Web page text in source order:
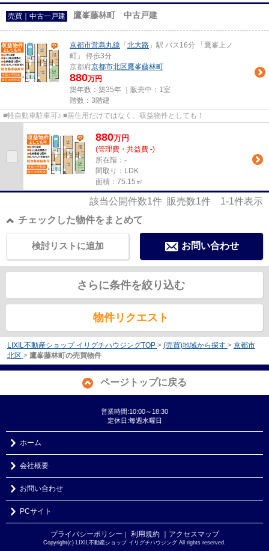
売買｜中古一戸建 鷹峯藤林町 中古戸建
京都市営烏丸線 「 北大路 」駅 バス16分 「鷹峯上ノ
町」 停歩3分
京都府京都市北区鷹峯藤林町
880万円
築年数：築35年 ｜販売中： 1室
階数：3階建
■軽自動車駐車可♪ ■居住用だけではなく、収益物件としても！
880万円
(管理費・共益費 -)
所在階：-
間取り：LDK
面積：75.15㎡
該当公開件数1件 販売数1件 1-1件表示
チェックした物件をまとめて
お問い合わせ
検討リストに追加
さらに条件を絞り込む
物件リクエスト
LIXIL不動産ショップ イリグチハウジングTOP > (売買)地域から探す > 京都市
北区 > 鷹峯藤林町の売買物件
ページトップに戻る
営業時間:10:00～18:30
定休日:毎週水曜日
ホーム
会社概要
お問い合わせ
PCサイト
プライバシーポリシー ｜ 利用規約 ｜アクセスマップ
Copyright(c) LIXIL不動産ショップ イリグチハウジング All rights reserved.